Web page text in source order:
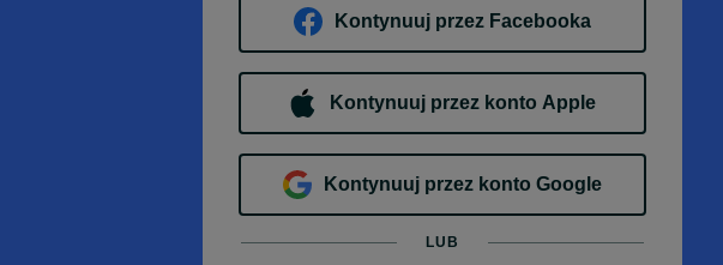
Kontynuuj przez Facebooka
Kontynuuj przez konto Apple
Kontynuuj przez konto Google
LUB